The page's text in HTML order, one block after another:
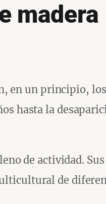
madera
en un principio,
hasta la
de actividad.
de